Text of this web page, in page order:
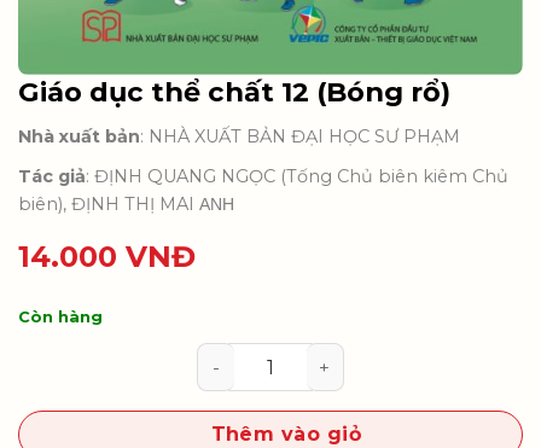
Giáo dục thể chất 12 (Bóng rổ)
Nhà xuất bản: NHÀ XUẤT BẢN ĐẠI HỌC SƯ PHẠM
Tác giả: ĐỊNH QUANG NGỌC (Tống Chủ biên kiêm Chủ
biên), ĐỊNH THỊ MAI ΑΝΗ
14.000 VNĐ
Còn hàng
Giáo dục thể chất 12 (Bóng rổ)
Thêm vào giỏ